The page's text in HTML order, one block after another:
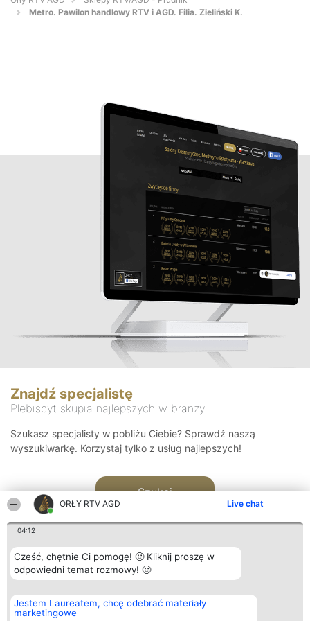
ORŁY RTV AGD Live chat
04:12
Cześć, chętnie Ci pomogę! 🙂 Kliknij proszę w
odpowiedni temat rozmowy! 🙂
Jestem Laureatem, chcę odebrać materiały
marketingowe
Metro. Pawilon handlowy RTV i AGD. Filia. Zieliński K.
Znajdź specjalistę
Plebiscyt skupia najlepszych w branży
Szukasz specjalisty w pobliżu Ciebie? Sprawdź naszą
wyszukiwarkę. Korzystaj tylko z usług najlepszych!
Szukaj
Organizator plebiscytu
Bright Side Solutions sp. z o.
o. sp. k.
Plebiscyt
Laureaci
Kontakt
Kontakt